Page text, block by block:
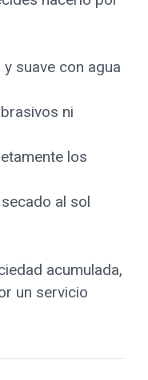
suave con agua
ni
los
al sol
acumulada,
un servicio